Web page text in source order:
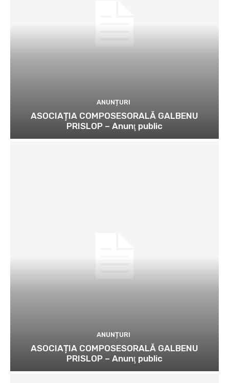
ANUNȚURI
ASOCIAȚIA COMPOSESORALĂ GALBENU
PRISLOP – Anunţ public
ANUNȚURI
ASOCIAȚIA COMPOSESORALĂ GALBENU
PRISLOP – Anunţ public